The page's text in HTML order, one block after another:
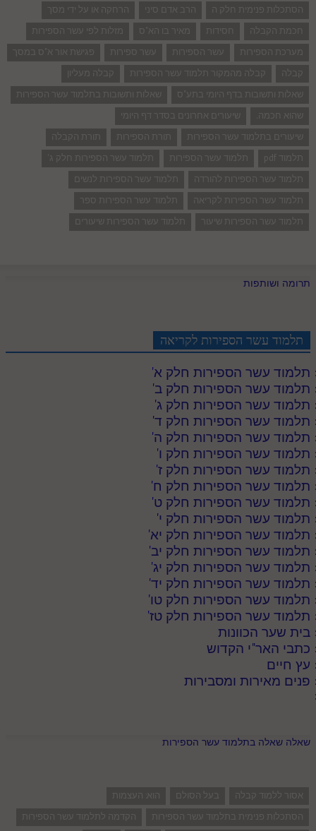
הסתכלות פנימית חלק ה הרב אדם סיני
הרחקה או על ידי מסך
חכמת הקבלה
חסידות מאיר בו הא"ס
מזלות לפי עשר הספירות
מערכת הספירות
עשר הספירות עשר ספירות
פגישת אור א"ס במסך
קבלה
קבלה מהמקור תלמוד עשר הספירות
קבלה מעליון
שאלות ותשובות בדף היומי בתע"ס
שאלות ותשובות בתלמוד עשר הספירות
שהוא חכמה.
שיעורים אחרונים בסדר דף היומי
שיעורים בתלמוד עשר הספירות
תורת הספירות
תורת הקבלה
תלמוד pdf
תלמוד עשר הספירות
תלמוד עשר הספירות חלק ג'
תלמוד עשר הספירות להורדה
תלמוד עשר הספירות לנשים
תלמוד עשר הספירות לקריאה
תלמוד עשר הספירות ספר
תלמוד עשר הספירות שיעור
תלמוד עשר הספירות שיעורים
תרומה ושותפות
תלמוד עשר הספירות לקריאה
תלמוד עשר הספירות חלק א'
תלמוד עשר הספירות חלק ב'
תלמוד עשר הספירות חלק ג'
תלמוד עשר הספירות חלק ד'
תלמוד עשר הספירות חלק ה'
תלמוד עשר הספירות חלק ו'
תלמוד עשר הספירות חלק ז'
תלמוד עשר הספירות חלק ח'
תלמוד עשר הספירות חלק ט'
תלמוד עשר הספירות חלק י'
תלמוד עשר הספירות חלק יא'
תלמוד עשר הספירות חלק יב'
תלמוד עשר הספירות חלק יג'
תלמוד עשר הספירות חלק יד'
תלמוד עשר הספירות חלק טו'
תלמוד עשר הספירות חלק טז'
בית שער הכוונות
כתבי האר"י הקדוש
עץ חיים
פנים מאירות ומסבירות
שאלה שאלה בתלמוד עשר הספירות
אסור ללמוד קבלה בעל הסולם
הוא: העצמות
הסתכלות פנימית בתלמוד עשר הספירות
הקדמה לתלמוד עשר הספירות